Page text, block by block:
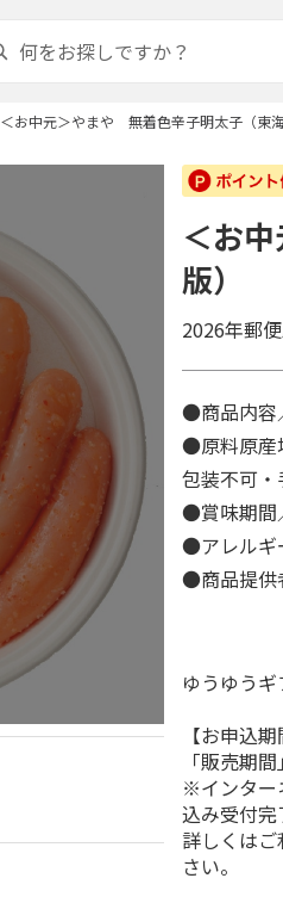
＜お中元＞やまや 無着色辛子明太子（東海
＜お
版）
2026年郵
●商品内容
●原料原産
包装不可
●賞味期間
●アレルギ
●商品提供
ゆうゆう
【お申込期
「販売期
※インター
込み受付完
詳しくは
さい。